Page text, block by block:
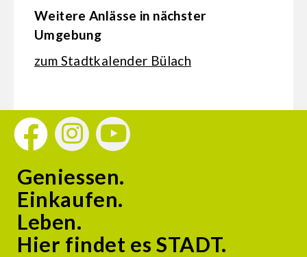
Weitere Anlässe in nächster
Umgebung
zum Stadtkalender Bülach
Geniessen.
Einkaufen.
Leben.
Hier findet es STADT.